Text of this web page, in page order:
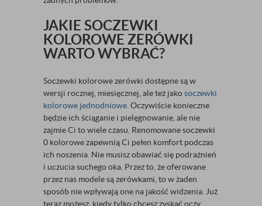
JAKIE SOCZEWKI
KOLOROWE ZERÓWKI
WARTO WYBRAĆ?
Soczewki kolorowe zerówki dostępne są w
wersji rocznej, miesięcznej, ale też jakosoczewki
kolorowe jednodniowe . Oczywiście konieczne
będzie ich ściąganie i pielęgnowanie, ale nie
zajmie Ci to wiele czasu. Renomowane soczewki
0 kolorowe zapewnią Ci pełen komfort podczas
ich noszenia. Nie musisz obawiać się podrażnień
i uczucia suchego oka. Przez to, że oferowane
przez nas modele są zerówkami, to w żaden
sposób nie wpływają one na jakość widzenia. Już
teraz możesz, kiedy tylko chcesz zyskać oczy